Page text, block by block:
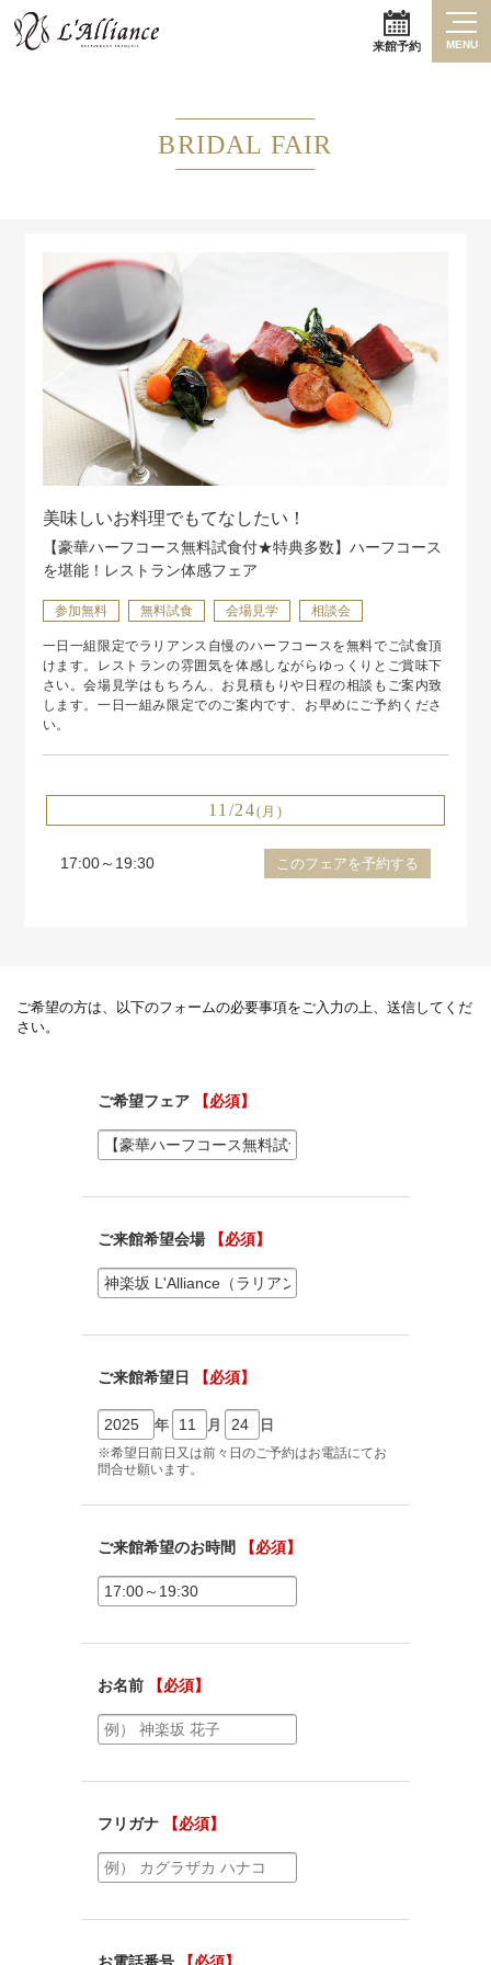
来館予約 MENU
BRIDAL FAIR
美味しいお料理でもてなしたい！
【豪華ハーフコース無料試食付★特典多数】ハーフコース
を堪能！レストラン体感フェア
参加無料 無料試食 会場見学 相談会
一日一組限定でラリアンス自慢のハーフコースを無料でご試食頂
けます。レストランの雰囲気を体感しながらゆっくりとご賞味下
さい。会場見学はもちろん、お見積もりや日程の相談もご案内致
します。一日一組み限定でのご案内です、お早めにご予約くださ
い。
11/24(月)
17:00～19:30 このフェアを予約する